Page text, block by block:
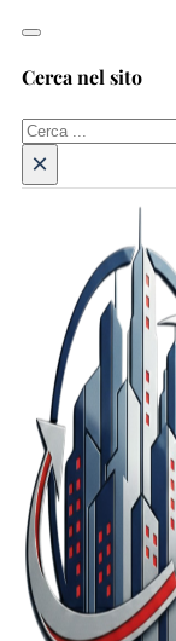
Cerca nel sito
Cerca
×